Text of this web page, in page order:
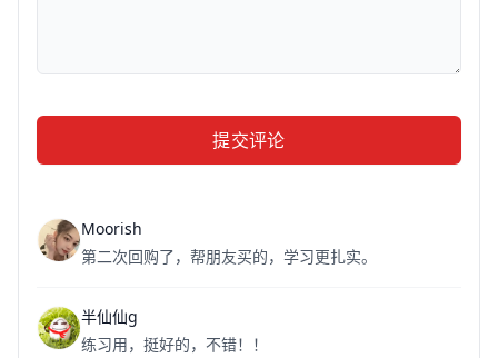
提交评论
Moorish
第二次回购了，帮朋友买的，学习更扎实。
半仙仙g
练习用，挺好的，不错！！